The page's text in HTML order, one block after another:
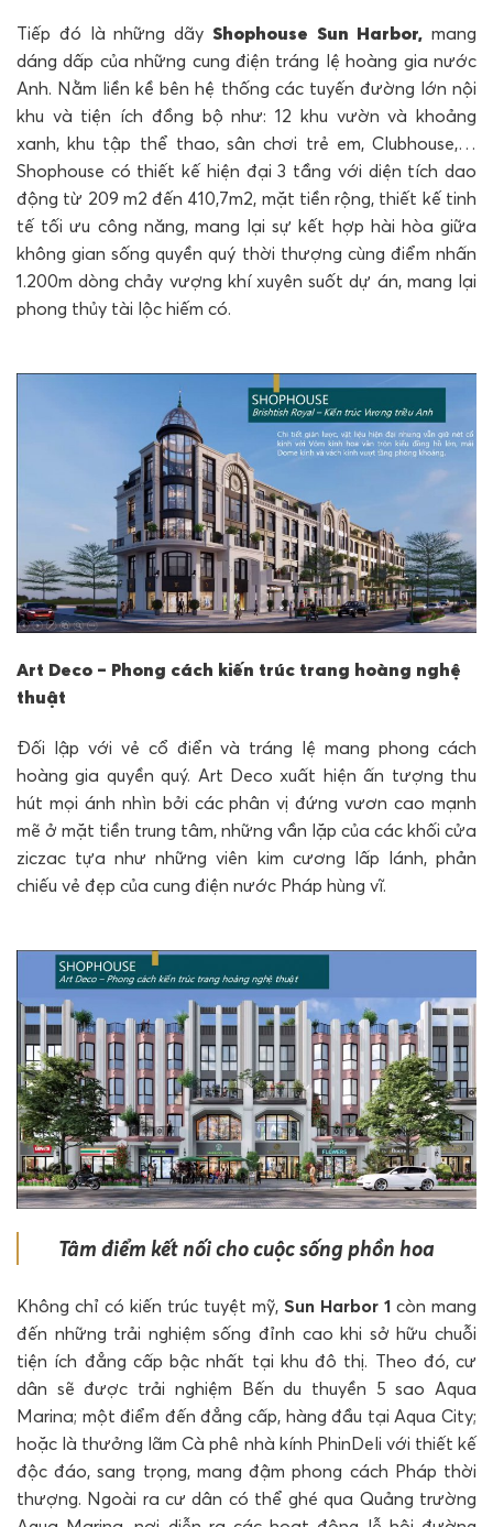
Tiếp đó là những dãy Shophouse Sun Harbor, mang
dáng dấp của những cung điện tráng lệ hoàng gia nước
Anh. Nằm liền kề bên hệ thống các tuyến đường lớn nội
khu và tiện ích đồng bộ như: 12 khu vườn và khoảng
xanh, khu tập thể thao, sân chơi trẻ em, Clubhouse,…
Shophouse có thiết kế hiện đại 3 tầng với diện tích dao
động từ 209 m2 đến 410,7m2, mặt tiền rộng, thiết kế tinh
tế tối ưu công năng, mang lại sự kết hợp hài hòa giữa
không gian sống quyền quý thời thượng cùng điểm nhấn
1.200m dòng chảy vượng khí xuyên suốt dự án, mang lại
phong thủy tài lộc hiếm có.
Art Deco – Phong cách kiến trúc trang hoàng nghệ
thuật
Đối lập với vẻ cổ điển và tráng lệ mang phong cách
hoàng gia quyền quý. Art Deco xuất hiện ấn tượng thu
hút mọi ánh nhìn bởi các phân vị đứng vươn cao mạnh
mẽ ở mặt tiền trung tâm, những vần lặp của các khối cửa
ziczac tựa như những viên kim cương lấp lánh, phản
chiếu vẻ đẹp của cung điện nước Pháp hùng vĩ.
Tâm điểm kết nối cho cuộc sống phồn hoa
Không chỉ có kiến trúc tuyệt mỹ, Sun Harbor 1 còn mang
đến những trải nghiệm sống đỉnh cao khi sở hữu chuỗi
tiện ích đẳng cấp bậc nhất tại khu đô thị. Theo đó, cư
dân sẽ được trải nghiệm Bến du thuyền 5 sao Aqua
Marina; một điểm đến đẳng cấp, hàng đầu tại Aqua City;
hoặc là thưởng lãm Cà phê nhà kính PhinDeli với thiết kế
độc đáo, sang trọng, mang đậm phong cách Pháp thời
thượng. Ngoài ra cư dân có thể ghé qua Quảng trường